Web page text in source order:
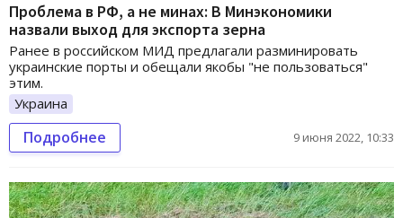
Проблема в РФ, а не минах: В Минэкономики
назвали выход для экспорта зерна
Ранее в российском МИД предлагали разминировать
украинские порты и обещали якобы "не пользоваться"
этим.
Украина
Подробнее 9 июня 2022, 10:33